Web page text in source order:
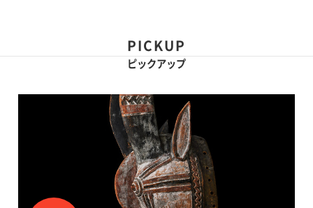
PICKUP
ピックアップ